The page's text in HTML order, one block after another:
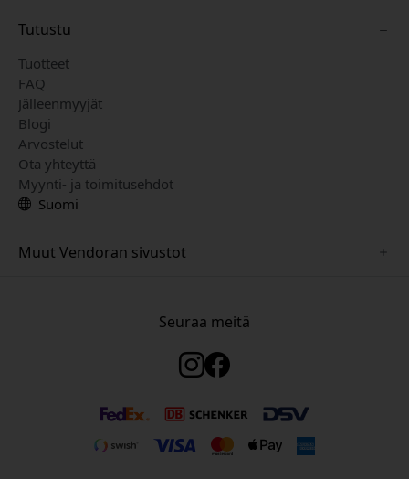
Tutustu
Tuotteet
FAQ
Jälleenmyyjät
Blogi
Arvostelut
Ota yhteyttä
Myynti- ja toimitusehdot
Suomi
Muut Vendoran sivustot
www.plaud.se
Seuraa meitä